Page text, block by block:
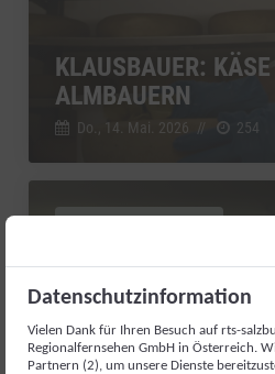
KLAUSBAUER:
ALMBAUERN
Do., 14. Mai. 2026 // 254
Datenschutzinformation
Vielen Dank für Ihren Besuch auf rts-
Regionalfernsehen GmbH in Österreich.
Partnern (2), um unsere Dienste